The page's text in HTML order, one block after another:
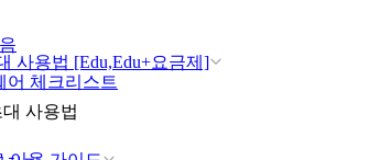
사용법 [Edu,Edu+요금제]
어 체크리스트
사용법